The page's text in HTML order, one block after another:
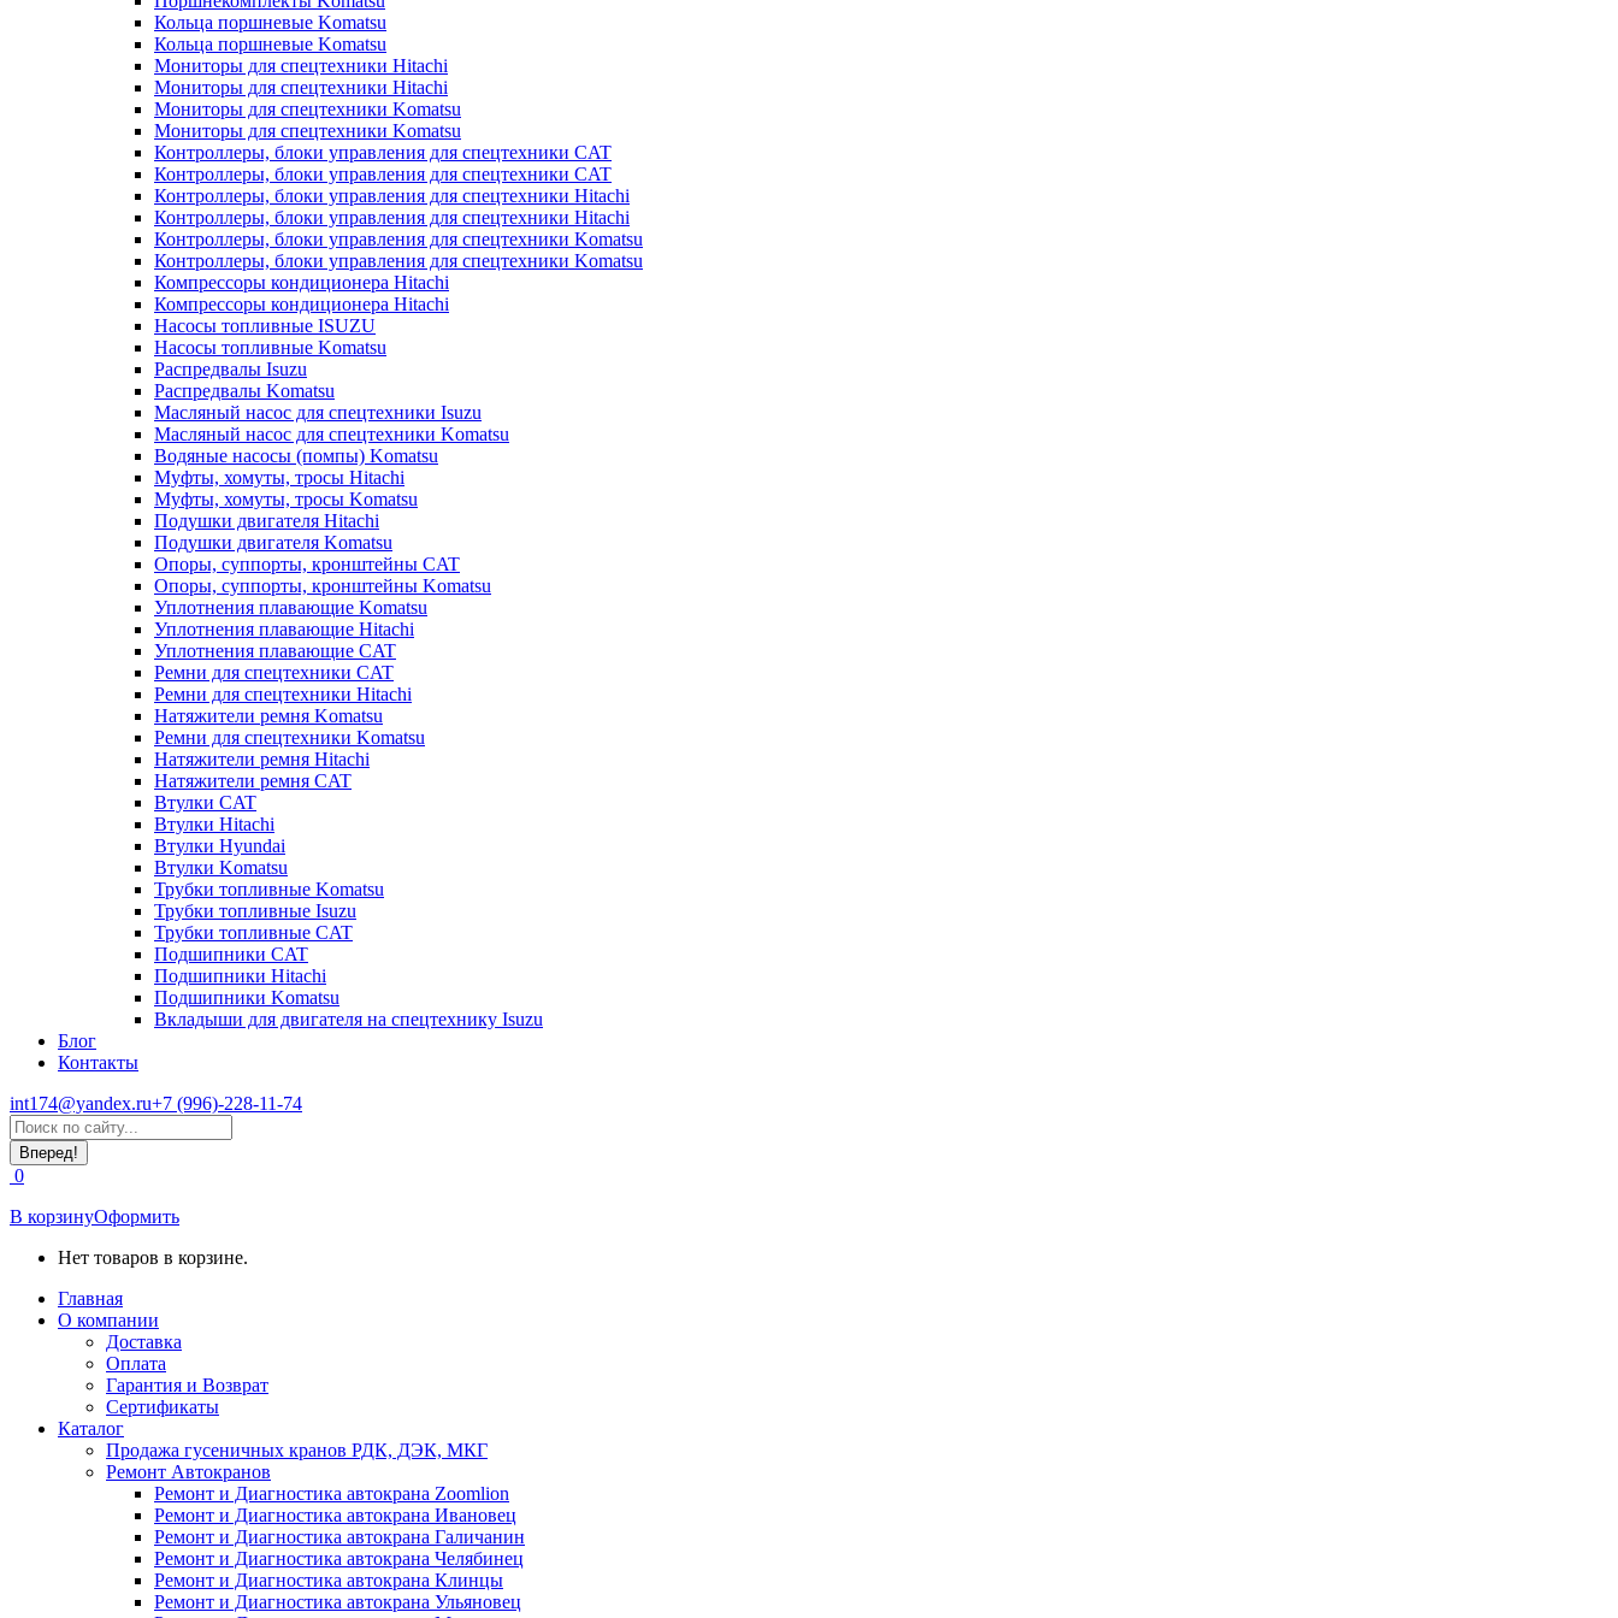
Кольца поршневые Komatsu
Кольца поршневые Komatsu
Мониторы для спецтехники Hitachi
Мониторы для спецтехники Hitachi
Мониторы для спецтехники Komatsu
Мониторы для спецтехники Komatsu
Контроллеры, блоки управления для спецтехники CAT
Контроллеры, блоки управления для спецтехники CAT
Контроллеры, блоки управления для спецтехники Hitachi
Контроллеры, блоки управления для спецтехники Hitachi
Контроллеры, блоки управления для спецтехники Komatsu
Контроллеры, блоки управления для спецтехники Komatsu
Компрессоры кондиционера Hitachi
Компрессоры кондиционера Hitachi
Насосы топливные ISUZU
Насосы топливные Komatsu
Распредвалы Isuzu
Распредвалы Komatsu
Масляный насос для спецтехники Isuzu
Масляный насос для спецтехники Komatsu
Водяные насосы (помпы) Komatsu
Муфты, хомуты, тросы Hitachi
Муфты, хомуты, тросы Komatsu
Подушки двигателя Hitachi
Подушки двигателя Komatsu
Опоры, суппорты, кронштейны CAT
Опоры, суппорты, кронштейны Komatsu
Уплотнения плавающие Komatsu
Уплотнения плавающие Hitachi
Уплотнения плавающие CAT
Ремни для спецтехники CAT
Ремни для спецтехники Hitachi
Натяжители ремня Komatsu
Ремни для спецтехники Komatsu
Натяжители ремня Hitachi
Натяжители ремня CAT
Втулки CAT
Втулки Hitachi
Втулки Hyundai
Втулки Komatsu
Трубки топливные Komatsu
Трубки топливные Isuzu
Трубки топливные CAT
Подшипники CAT
Подшипники Hitachi
Подшипники Komatsu
Вкладыши для двигателя на спецтехнику Isuzu
Блог
Контакты
int174@yandex.ru+7 (996)-228-11-74
Страница
WhatsApp
открывается
в
новом
окне
Поиск:
0
В корзинуОформить
Нет товаров в корзине.
Главная
О компании
Доставка
Оплата
Гарантия и Возврат
Сертификаты
Каталог
Продажа гусеничных кранов РДК, ДЭК, МКГ
Ремонт Автокранов
Ремонт и Диагностика автокрана Zoomlion
Ремонт и Диагностика автокрана Ивановец
Ремонт и Диагностика автокрана Галичанин
Ремонт и Диагностика автокрана Челябинец
Ремонт и Диагностика автокрана Клинцы
Ремонт и Диагностика автокрана Ульяновец